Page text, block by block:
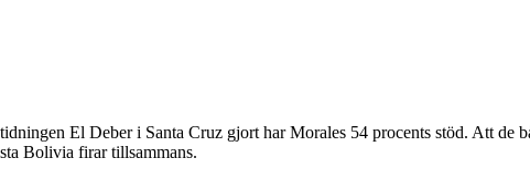
El Deber i Santa Cruz gjort har Morales 54 procents stöd. Att de
Bolivia firar tillsammans.